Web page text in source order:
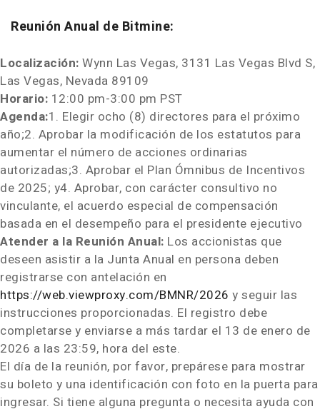
Reunión Anual de Bitmine:
Localización: Wynn Las Vegas, 3131 Las Vegas Blvd S,
Las Vegas, Nevada 89109
Horario: 12:00 pm-3:00 pm PST
Agenda:1. Elegir ocho (8) directores para el próximo
año;2. Aprobar la modificación de los estatutos para
aumentar el número de acciones ordinarias
autorizadas;3. Aprobar el Plan Ómnibus de Incentivos
de 2025; y4. Aprobar, con carácter consultivo no
vinculante, el acuerdo especial de compensación
basada en el desempeño para el presidente ejecutivo
Atender a la Reunión Anual: Los accionistas que
deseen asistir a la Junta Anual en persona deben
registrarse con antelación en
https://web.viewproxy.com/BMNR/2026 y seguir las
instrucciones proporcionadas. El registro debe
completarse y enviarse a más tardar el 13 de enero de
2026 a las 23:59, hora del este.
El día de la reunión, por favor, prepárese para mostrar
su boleto y una identificación con foto en la puerta para
ingresar. Si tiene alguna pregunta o necesita ayuda con